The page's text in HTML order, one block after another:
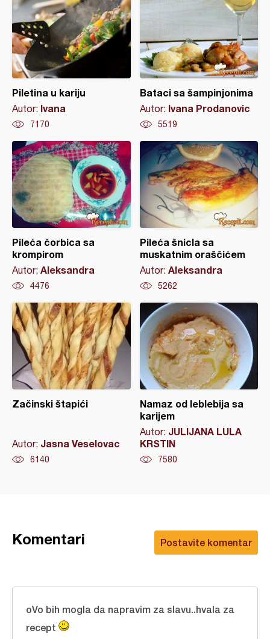
Piletina u kariju
Autor: Ivana
7170
Bataci sa šampinjonima
Autor: Ivana Prodanovic
5519
Pileća čorbica sa
krompirom
Autor: Aleksandra
4476
Pileća šnicla sa
muskatnim oraščićem
Autor: Aleksandra
5262
Začinski štapići
Autor: Jasna Veselovac
6140
Namaz od leblebija sa
karijem
Autor: JULIJANA LULA
KRSTIN
7580
Postavite komentar
Komentari
oVo bih mogla da napravim za slavu..hvala za
recept